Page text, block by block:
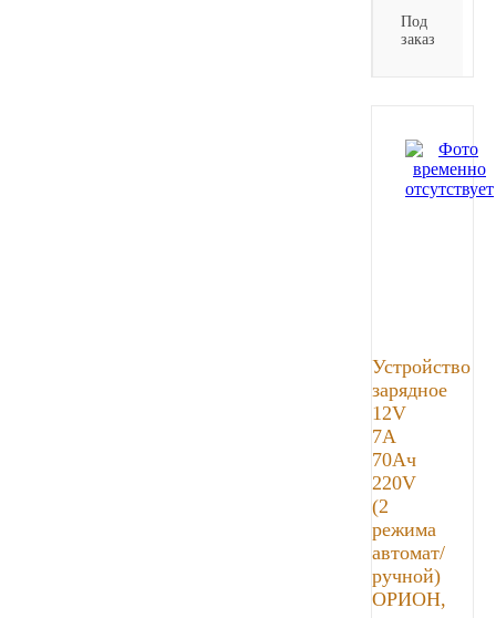
Под
заказ
Устройство
зарядное
12V
7A
70Ач
220V
(2
режима
автомат/
ручной)
ОРИОН,